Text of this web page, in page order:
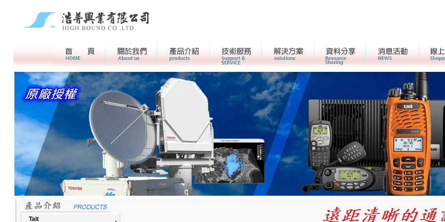
首頁 關於我們> 產品介紹 客戶服務 解決方案 活動消息
Tait